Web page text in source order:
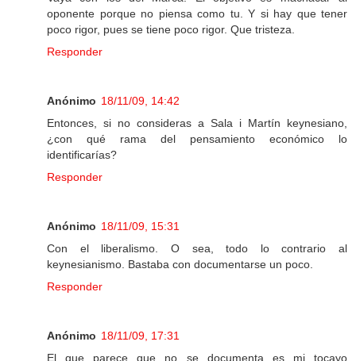
oponente porque no piensa como tu. Y si hay que tener
poco rigor, pues se tiene poco rigor. Que tristeza.
Responder
Anónimo 18/11/09, 14:42
Entonces, si no consideras a Sala i Martín keynesiano,
¿con qué rama del pensamiento económico lo
identificarías?
Responder
Anónimo 18/11/09, 15:31
Con el liberalismo. O sea, todo lo contrario al
keynesianismo. Bastaba con documentarse un poco.
Responder
Anónimo 18/11/09, 17:31
El que parece que no se documenta es mi tocayo